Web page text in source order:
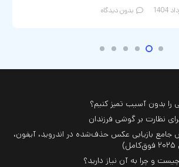
بدون دیدگاه
بدون آسیب تمیز کنیم؟
نظارت بر گوشی فرزندان
بازیابی عکس حذف‌شده در اندروید، آیفون،